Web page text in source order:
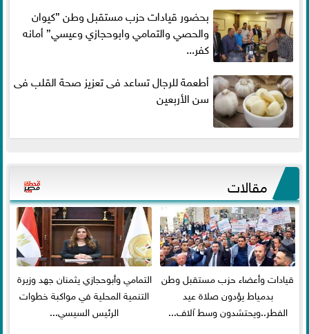
بحضور قيادات حزب مستقبل وطن ”كيوان
والحصي والتمامي وابوحجازي وعيسي” أمانه
كفر...
أطعمة للرجال تساعد فى تعزيز صحة القلب فى
سن الأربعين
مقالات
قيادات وأعضاء حزب مستقبل وطن
بدمياط يؤدون صلاة عيد
الفطر..ويحتشدون وسط آلاف...
التمامي وأبوحجازي يثمنان جهد وزيرة
التنمية المحلية في مواكبة خطوات
الرئيس السيسي...